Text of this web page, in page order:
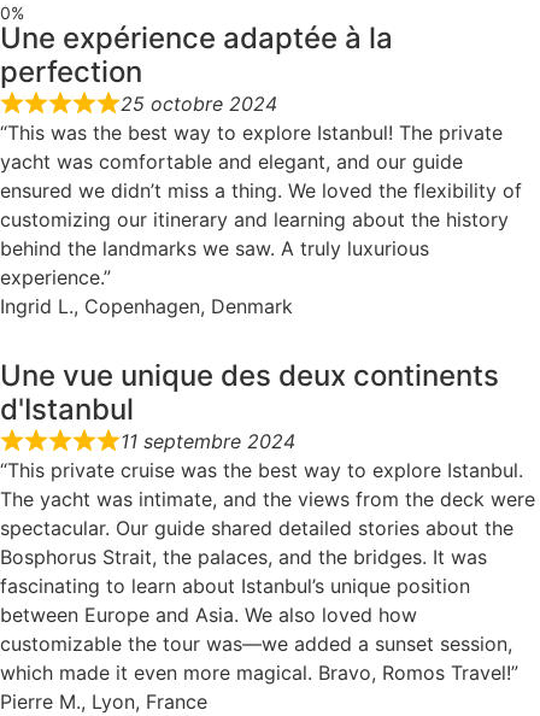
Une expérience adaptée à la
perfection
25 octobre 2024
“This was the best way to explore Istanbul! The private
yacht was comfortable and elegant, and our guide
ensured we didn’t miss a thing. We loved the flexibility of
customizing our itinerary and learning about the history
behind the landmarks we saw. A truly luxurious
experience.”
Ingrid L., Copenhagen, Denmark
Une vue unique des deux continents
d'Istanbul
11 septembre 2024
“This private cruise was the best way to explore Istanbul.
The yacht was intimate, and the views from the deck were
spectacular. Our guide shared detailed stories about the
Bosphorus Strait, the palaces, and the bridges. It was
fascinating to learn about Istanbul’s unique position
between Europe and Asia. We also loved how
customizable the tour was—we added a sunset session,
which made it even more magical. Bravo, Romos Travel!”
Pierre M., Lyon, France